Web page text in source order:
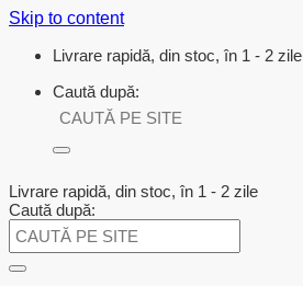
Skip to content
Livrare rapidă, din stoc, în 1 - 2 zile
Caută după:
Livrare rapidă, din stoc, în 1 - 2 zile
Caută după: